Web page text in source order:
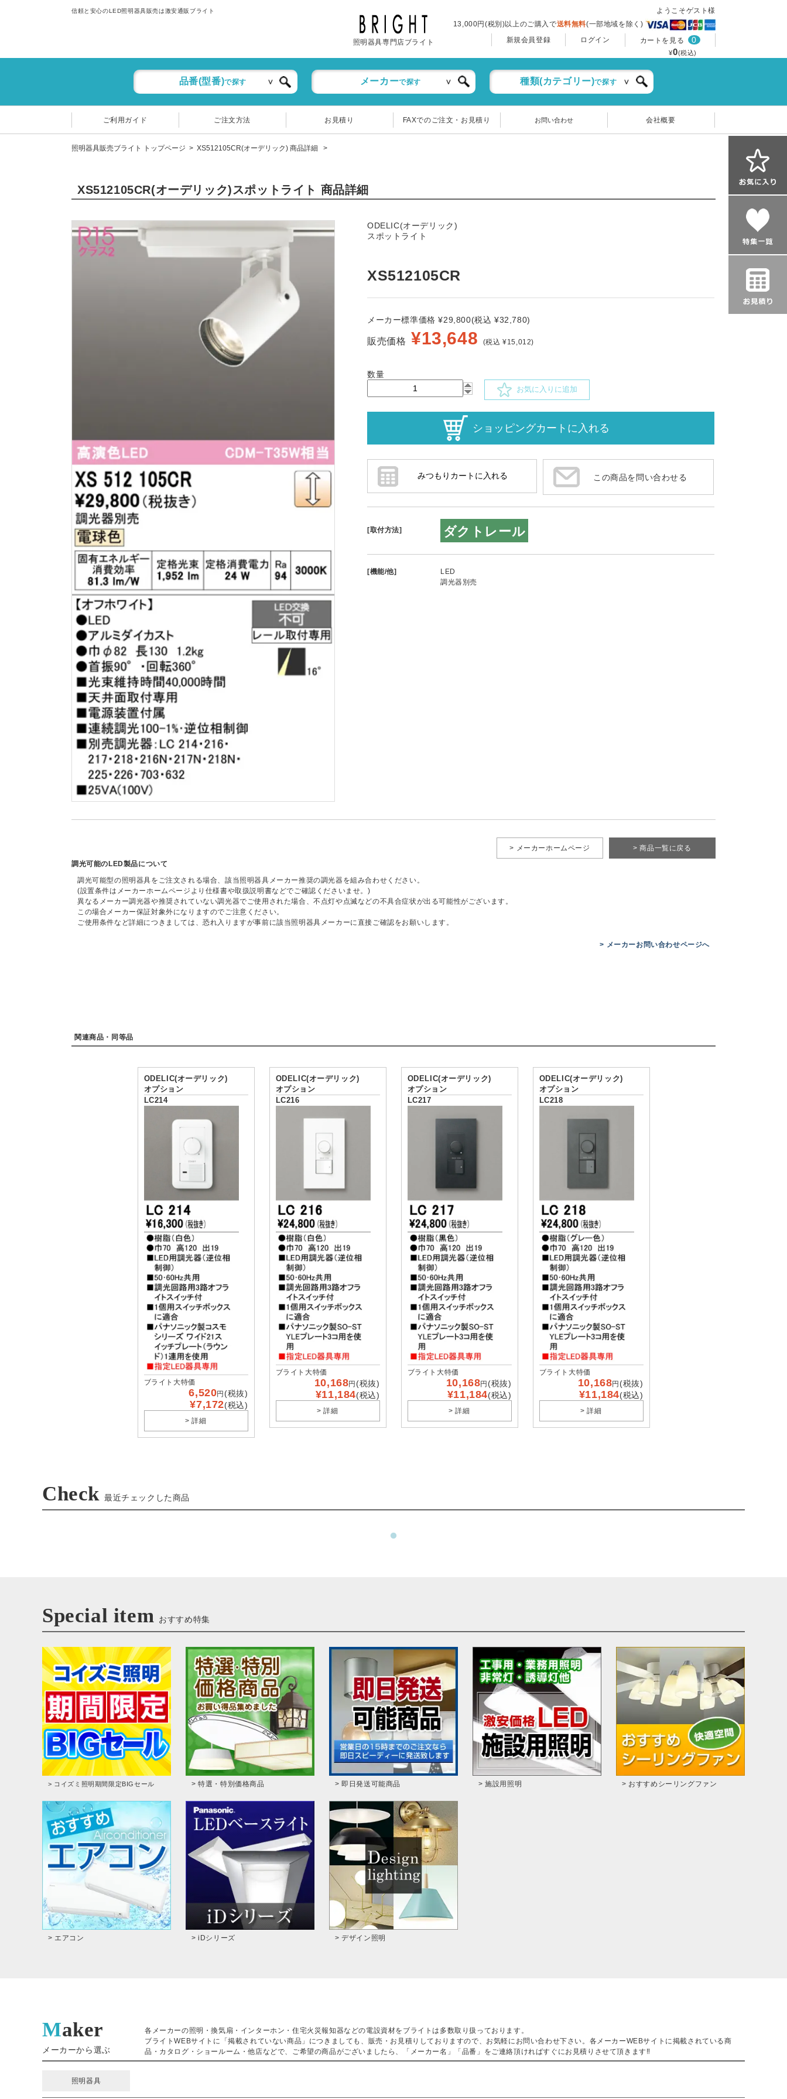
信頼と安心のLED照明器具販売は激安通販ブライト
照明器具専門店ブライト
ようこそゲスト様
13,000円(税別)以上のご購入で送料無料(一部地域を除く)
新規会員登録
ログイン カートを見る 0
¥0(税込)
品番(型番)で探す メーカーで探す 種類(カテゴリー)で探す
ご利用ガイド ご注文方法 お見積り FAXでのご注文・お見積り お問い合わせ 会社概要
照明器具販売ブライト トップページ XS512105CR(オーデリック) 商品詳細
XS512105CR(オーデリック)スポットライト 商品詳細
ODELIC(オーデリック)
スポットライト
XS512105CR
メーカー標準価格 ¥29,800(税込 ¥32,780)
販売価格 ¥13,648 (税込 ¥15,012)
数量
お気に入りに追加
この商品を問い合わせる
[取付方法] ダクトレール
[機能/他]
LED
調光器別売
> 商品一覧に戻る
> メーカーホームページ
調光可能のLED製品について
調光可能型の照明器具をご注文される場合、該当照明器具メーカー推奨の調光器を組み合わせください。
(設置条件はメーカーホームページより仕様書や取扱説明書などでご確認くださいませ。)
異なるメーカー調光器や推奨されていない調光器でご使用された場合、不点灯や点滅などの不具合症状が出る可能性がございます。
この場合メーカー保証対象外になりますのでご注意ください。
ご使用条件など詳細につきましては、恐れ入りますが事前に該当照明器具メーカーに直接ご確認をお願いします。
> メーカーお問い合わせページへ
関連商品・同等品
ODELIC(オーデリック)
オプション
LC214
ブライト大特価
6,520円 (税抜)
¥7,172(税込)
> 詳細
ODELIC(オーデリック)
オプション
LC216
ブライト大特価
10,168円 (税抜)
¥11,184(税込)
> 詳細
ODELIC(オーデリック)
オプション
LC217
ブライト大特価
10,168円 (税抜)
¥11,184(税込)
> 詳細
ODELIC(オーデリック)
オプション
LC218
ブライト大特価
10,168円 (税抜)
¥11,184(税込)
> 詳細
Check 最近チェックした商品
Special item おすすめ特集
> コイズミ照明期間限定BIGセール > 特選・特別価格商品 > 即日発送可能商品 > 施設用照明 > おすすめシーリングファン
> エアコン > iDシリーズ > デザイン照明
Maker
メーカーから選ぶ
各メーカーの照明・換気扇・インターホン・住宅火災報知器などの電設資材をブライトは多数取り扱っております。
ブライトWEBサイトに「掲載されていない商品」につきましても、販売・お見積りしておりますので、お気軽にお問い合わせ下さい。各メーカーWEBサイトに掲載されている商
品・カタログ・ショールーム・他店などで、ご希望の商品がございましたら、「メーカー名」「品番」をご連絡頂ければすぐにお見積りさせて頂きます‼
照明器具